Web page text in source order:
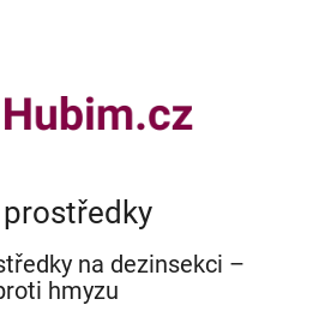
na dezinsekci –
hmyzu